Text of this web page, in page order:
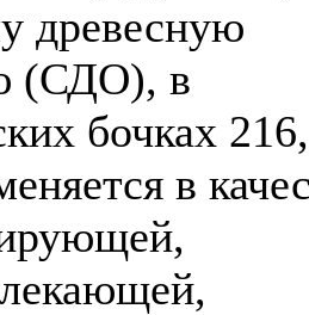
древесную
(СДО), в
бочках
в